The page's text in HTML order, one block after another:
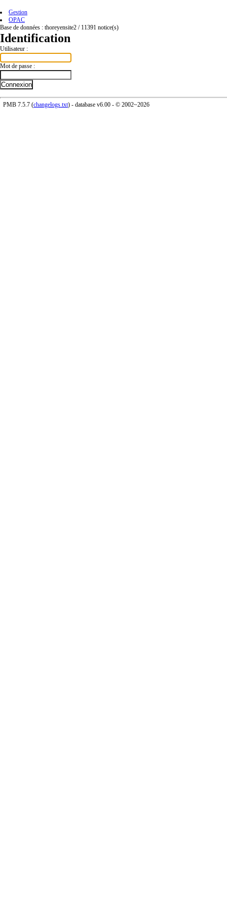
Gestion
OPAC
Base de données : thoreyensite2 / 11391 notice(s)
Identification
Utilisateur :
Mot de passe :
PMB 7.5.7 (changelogs.txt) - database v6.00 - © 2002~2026